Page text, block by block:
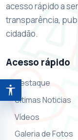
Abrir
acesso rápido a
transparência,
cidadão.
Acesso rápido
Destaque
Ultimas Noticias
Vídeos
Galeria de Fotos